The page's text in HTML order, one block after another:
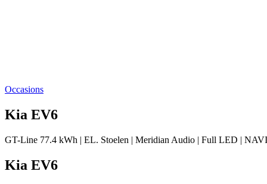
Occasions
Kia EV6
GT-Line 77.4 kWh | EL. Stoelen | Meridian Audio | Full LED |
Kia EV6